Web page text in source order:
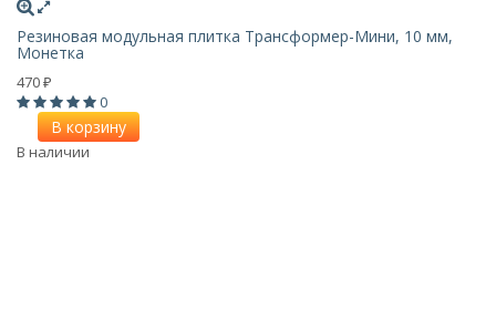
Резиновая модульная плитка Трансформер-Мини, 10 мм,
Монетка
470 ₽
0
В корзину
В наличии